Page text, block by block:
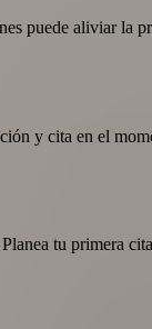
puede aliviar la
y cita en el
tu primera